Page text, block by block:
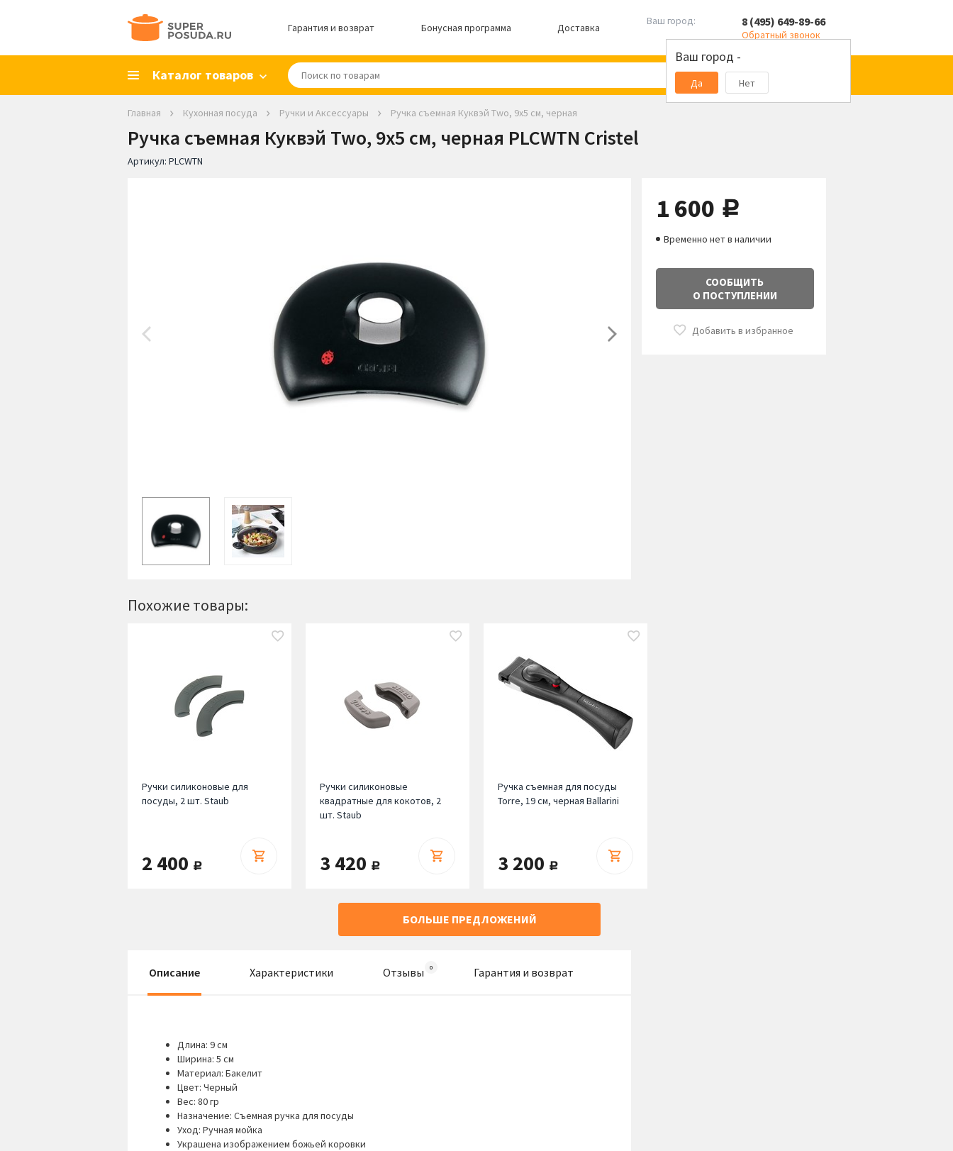
Гарантия и возврат Бонусная программа Доставка
Ваш город:
Ваш город -
Да Нет
8 (495) 649-89-66
Обратный звонок
Каталог товаров
Главная Кухонная посуда Ручки и Аксессуары Ручка съемная Куквэй Two, 9х5 см, черная
Ручка съемная Куквэй Two, 9х5 см, черная PLCWTN Cristel
Артикул: PLCWTN
1 600 руб.
Временно нет в наличии
СООБЩИТЬ
О ПОСТУПЛЕНИИ
Добавить в избранное
Похожие товары:
Ручки силиконовые для
посуды, 2 шт. Staub
2 400 руб.
Ручки силиконовые
квадратные для кокотов, 2
шт. Staub
3 420 руб.
Ручка съемная для посуды
Torre, 19 см, черная Ballarini
3 200 руб.
БОЛЬШЕ ПРЕДЛОЖЕНИЙ
Описание Характеристики Отзывы Гарантия и возврат
Длина: 9 см
Ширина: 5 см
Материал: Бакелит
Цвет: Черный
Вес: 80 гр
Назначение: Съемная ручка для посуды
Уход: Ручная мойка
Украшена изображением божьей коровки